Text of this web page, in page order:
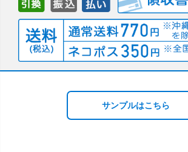
サンプルはこちら